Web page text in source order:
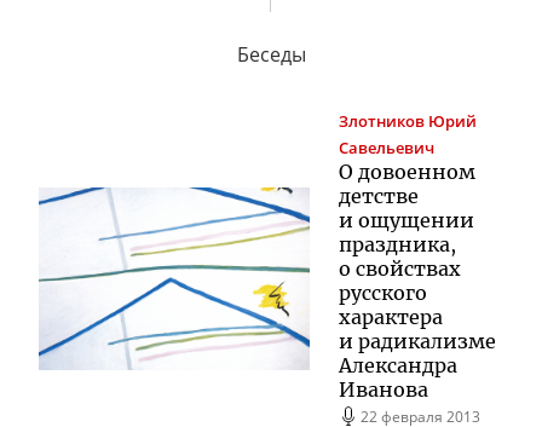
Беседы
Злотников Юрий
Савельевич
О довоенном
детстве
и ощущении
праздника,
о свойствах
русского
характера
и радикализме
Александра
Иванова
22 февраля 2013